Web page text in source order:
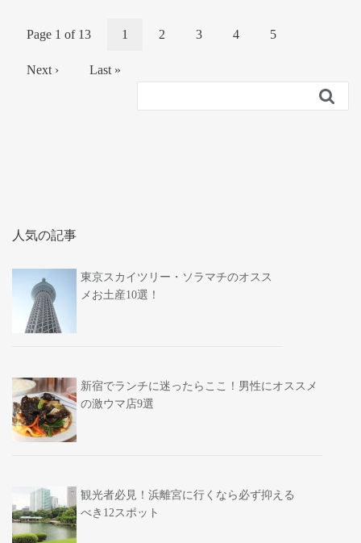
Page 1 of 13 1 2 3 4 5
Next › Last »

人気の記事
東京スカイツリー・ソラマチのオスス
メお土産10選！
新宿でランチに迷ったらここ！男性にオススメ
の激ウマ店9選
観光者必見！浜離宮に行くなら必ず抑える
べき12スポット